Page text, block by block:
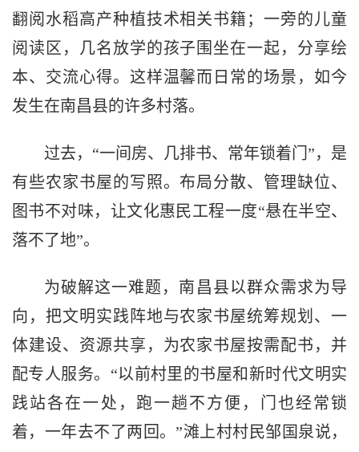
翻阅水稻高产种植技术相关书籍；一旁的儿童
阅读区，几名放学的孩子围坐在一起，分享绘
本、交流心得。这样温馨而日常的场景，如今
发生在南昌县的许多村落。
过去，“一间房、几排书、常年锁着门”，是
有些农家书屋的写照。布局分散、管理缺位、
图书不对味，让文化惠民工程一度“悬在半空、
落不了地”。
为破解这一难题，南昌县以群众需求为导
向，把文明实践阵地与农家书屋统筹规划、一
体建设、资源共享，为农家书屋按需配书，并
配专人服务。“以前村里的书屋和新时代文明实
践站各在一处，跑一趟不方便，门也经常锁
着，一年去不了两回。”滩上村村民邹国泉说，